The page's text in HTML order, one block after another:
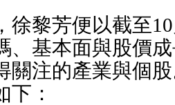
徐黎芳便以截至
、基本面與股價
關注的產業與個
下：